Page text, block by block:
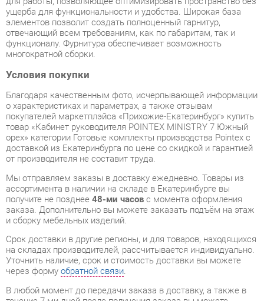
Условия покупки
Благодаря качественным фото, исчерпывающей информации
о характеристиках и параметрах, а также отзывам
покупателей маркетплэйса «Прихожие-Екатеринбург» купить
товар «Кабинет руководителя POINTEX MINISTRY 7 Южный
орех» категории Готовые комплекты производства Pointex с
доставкой из Екатеринбурга по цене со скидкой и гарантией
от производителя не составит труда.
Мы отправляем заказы в доставку ежедневно. Товары из
ассортимента в наличии на складе в Екатеринбурге вы
получите не позднее48-ми часовс момента оформления
заказа. Дополнительно вы можете заказать подъём на этаж
и сборку мебельных изделий.
Срок доставки в другие регионы, и для товаров, находящихся
на складах производителей, рассчитывается индивидуально.
Уточнить наличие, срок и стоимость доставки вы можете
через формуобратной связи.
В любой момент до передачи заказа в доставку, а также в
течение 7-ми дней после получения заказа вы можете
изменить выборили принять решение об отказе от покупки.
Несмотря на качественную упаковку, готовые комплекты
могут быть повреждены при транспортировке. Если Вы
заметили дефект при приёме - мы заменим поврежденную
деталь.Повторная доставкатовара -бесплатна.